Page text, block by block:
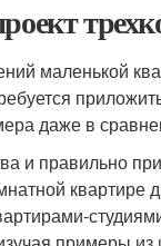
маленькой
даже в
и правильно
квартире